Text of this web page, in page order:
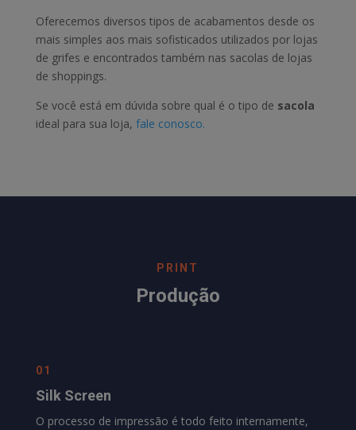
Oferecemos diversos tipos de acabamentos desde os
mais simples aos mais sofisticados utilizados por lojas
de grifes e encontrados também nas sacolas de lojas
de shoppings.
Se você está em dúvida sobre qual é o tipo de sacola
ideal para sua loja, fale conosco.
PRINT
Produção
01
Silk Screen
O processo de impressão é todo feito internamente,